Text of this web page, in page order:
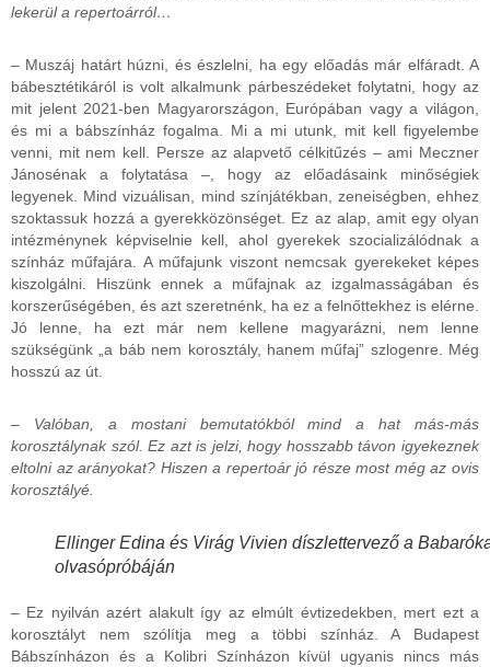
lekerül a repertoárról…
– Muszáj határt húzni, és észlelni, ha egy előadás már elfáradt. A
bábesztétikáról is volt alkalmunk párbeszédeket folytatni, hogy az
mit jelent 2021-ben Magyarországon, Európában vagy a világon,
és mi a bábszínház fogalma. Mi a mi utunk, mit kell figyelembe
venni, mit nem kell. Persze az alapvető célkitűzés – ami Meczner
Jánosénak a folytatása –, hogy az előadásaink minőségiek
legyenek. Mind vizuálisan, mind színjátékban, zeneiségben, ehhez
szoktassuk hozzá a gyerekközönséget. Ez az alap, amit egy olyan
intézménynek képviselnie kell, ahol gyerekek szocializálódnak a
színház műfajára. A műfajunk viszont nemcsak gyerekeket képes
kiszolgálni. Hiszünk ennek a műfajnak az izgalmasságában és
korszerűségében, és azt szeretnénk, ha ez a felnőttekhez is elérne.
Jó lenne, ha ezt már nem kellene magyarázni, nem lenne
szükségünk „a báb nem korosztály, hanem műfaj” szlogenre. Még
hosszú az út.
– Valóban, a mostani bemutatókból mind a hat más-más
korosztálynak szól. Ez azt is jelzi, hogy hosszabb távon igyekeznek
eltolni az arányokat? Hiszen a repertoár jó része most még az ovis
korosztályé.
Ellinger Edina és Virág Vivien díszlettervező a
olvasópróbáján
– Ez nyilván azért alakult így az elmúlt évtizedekben, mert ezt a
korosztályt nem szólítja meg a többi színház. A Budapest
Bábszínházon és a Kolibri Színházon kívül ugyanis nincs más